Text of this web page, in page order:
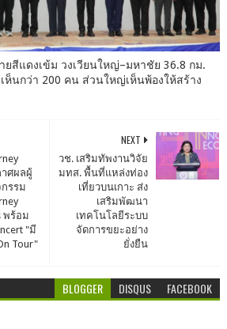
ยสีแดงเข้ม วงเวียนใหญ่–มหาชัย 36.8 กม.
นกว่า 200 คน ส่วนใหญ่เห็นพ้องให้สร้าง
NEXT
วช. เสริมทัพงานวิจัย
มทส. พื้นที่แหล่งท่อง
เที่ยวบนเกาะ ส่ง
เสริมพัฒนา
เทคโนโลยีระบบ
จัดการขยะอย่าง
ยั่งยืน
าศผลผู้
รรม
พร้อม
"มี
Tour"
BLOGGER DISQUS FACEBOOK